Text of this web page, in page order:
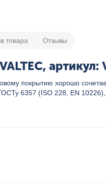
товара Отзывы
артикул:
покрытию хорошо
6357 (ISO 228, EN